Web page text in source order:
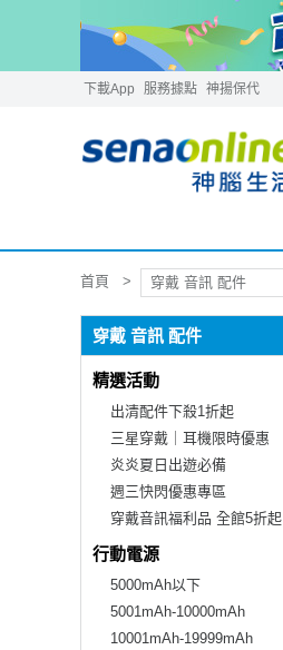
下載App 服務據點 神揚保代
首頁 穿戴 音訊 配件
穿戴 音訊 配件
精選活動
出清配件下殺1折起
三星穿戴｜耳機限時優惠
炎炎夏日出遊必備
週三快閃優惠專區
穿戴音訊福利品 全館5折起
行動電源
5000mAh以下
5001mAh-10000mAh
10001mAh-19999mAh